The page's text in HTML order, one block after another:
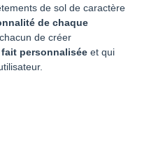
de sol de caractère
de chaque
de créer
personnalisée et qui